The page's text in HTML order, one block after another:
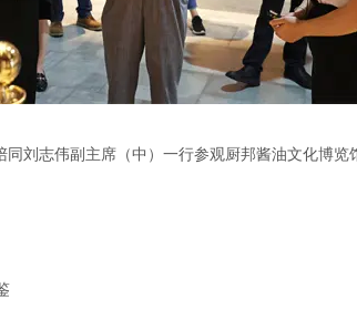
同刘志伟副主席（中）一行参观厨邦酱油文化博览